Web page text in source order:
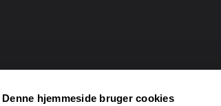
Denne hjemmeside bruger cookies